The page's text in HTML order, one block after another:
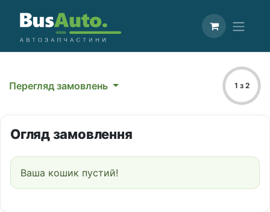
Перегляд замовлень 1 з 2
Огляд замовлення
Ваша кошик пустий!